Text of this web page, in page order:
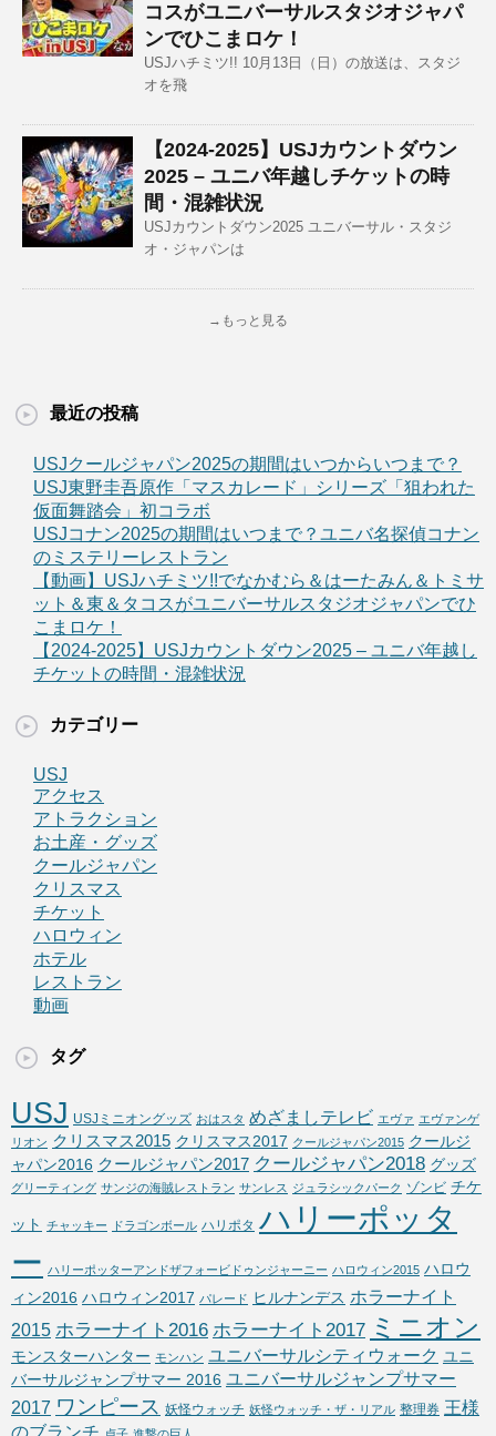
コスがユニバーサルスタジオジャパ
ンでひこまロケ！
USJハチミツ!! 10月13日（日）の放送は、スタジ
オを飛
【2024-2025】USJカウントダウン
2025 – ユニバ年越しチケットの時
間・混雑状況
USJカウントダウン2025 ユニバーサル・スタジ
オ・ジャパンは
→もっと見る
最近の投稿
USJクールジャパン2025の期間はいつからいつまで？
USJ東野圭吾原作「マスカレード」シリーズ「狙われた
仮面舞踏会」初コラボ
USJコナン2025の期間はいつまで？ユニバ名探偵コナン
のミステリーレストラン
【動画】USJハチミツ!!でなかむら＆はーたみん＆トミサ
ット＆東＆タコスがユニバーサルスタジオジャパンでひ
こまロケ！
【2024-2025】USJカウントダウン2025 – ユニバ年越し
チケットの時間・混雑状況
カテゴリー
USJ
アクセス
アトラクション
お土産・グッズ
クールジャパン
クリスマス
チケット
ハロウィン
ホテル
レストラン
動画
タグ
USJ USJミニオングッズ おはスタ めざましテレビ エヴァ エヴァンゲ
リオン クリスマス2015 クリスマス2017 クールジャパン2015 クールジ
ャパン2016 クールジャパン2017 クールジャパン2018 グッズ
グリーティング サンジの海賊レストラン サンレス ジュラシックパーク ゾンビ チケ
ット チャッキー ドラゴンボール ハリポタ ハリーポッタ
ー ハリーポッターアンドザフォービドゥンジャーニー ハロウィン2015 ハロウ
ィン2016 ハロウィン2017 パレード ヒルナンデス ホラーナイト
2015 ホラーナイト2016 ホラーナイト2017 ミニオン
モンスターハンター モンハン ユニバーサルシティウォーク ユニ
バーサルジャンプサマー 2016 ユニバーサルジャンプサマー
2017 ワンピース 妖怪ウォッチ 妖怪ウォッチ・ザ・リアル 整理券 王様